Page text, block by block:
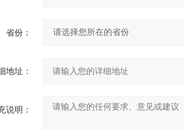
省份：
地址：
说明：